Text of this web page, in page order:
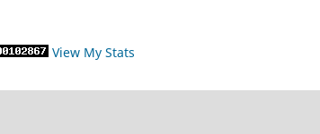
View My Stats